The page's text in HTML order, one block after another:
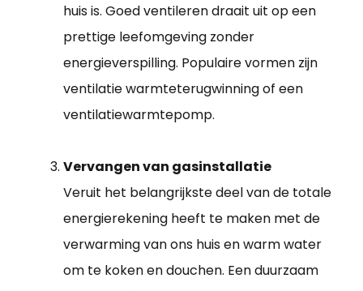
huis is. Goed ventileren draait uit op een
prettige leefomgeving zonder
energieverspilling. Populaire vormen zijn
ventilatie warmteterugwinning of een
ventilatiewarmtepomp.
Vervangen van gasinstallatie
Veruit het belangrijkste deel van de totale
energierekening heeft te maken met de
verwarming van ons huis en warm water
om te koken en douchen. Een duurzaam